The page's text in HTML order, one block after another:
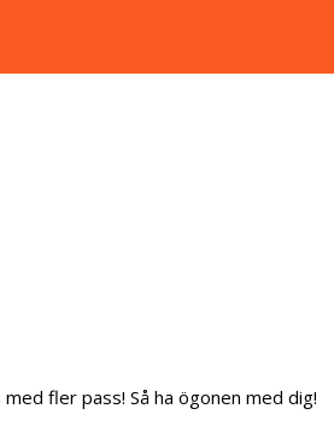
fler pass! Så ha ögonen med dig!